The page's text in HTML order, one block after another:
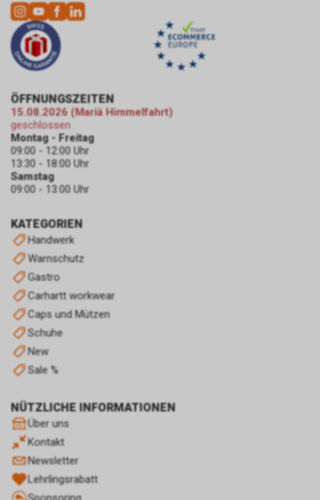
KATEGORIEN
Handwerk
Warnschutz
Gastro
Carhartt workwear
Caps und Mützen
Schuhe
New
Sale %
NÜTZLICHE INFORMATIONEN
Über uns
Kontakt
Newsletter
Lehrlingsrabatt
ÖFFNUNGSZEITEN
15.08.2026 (Mariä Himmelfahrt)
geschlossen
Montag - Freitag
09:00 - 12:00 Uhr
13:30 - 18:00 Uhr
Samstag
09:00 - 13:00 Uhr
Endgerät. Diese sog.
Conversion-Cookies verlieren
mit Ablauf von 30 Tagen ihre
Gültigkeit und dienen im Übrigen
Sofern das Cookie noch gültig
über die anschliessend